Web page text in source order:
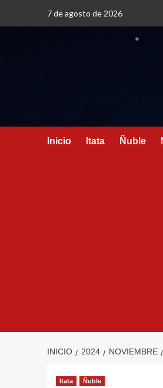
7 de agosto de 2026
Inicio Itata Ñuble
INICIO 2024 NOVIEMBRE
Itata Ñuble